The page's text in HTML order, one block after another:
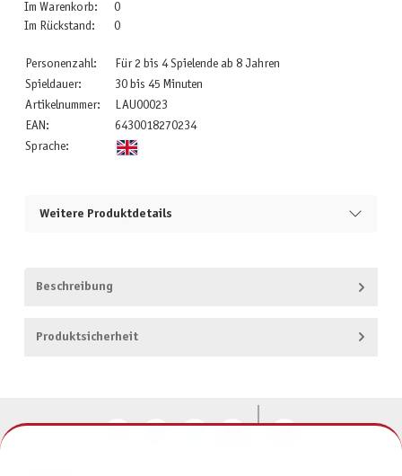
Im Warenkorb:
0
Im Rückstand:
0
Personenzahl:
Für 2 bis 4 Spielende ab 8 Jahren
Spieldauer:
30 bis 45 Minuten
Artikelnummer:
LAU00023
EAN:
6430018270234
Sprache:
Weitere Produktdetails
Beschreibung
Produktsicherheit